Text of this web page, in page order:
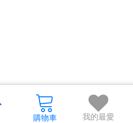
購物車 我的最愛